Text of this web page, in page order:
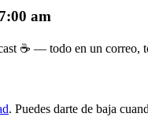
am
☕ — todo en un correo,
. Puedes darte de baja